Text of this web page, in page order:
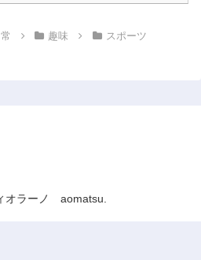
趣味 スポーツ
オラーノ aomatsu.